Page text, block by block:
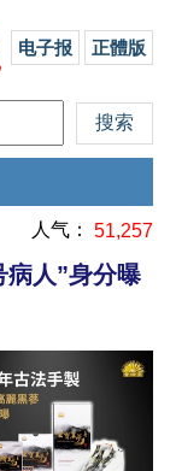
电子报 正體版
人气： 51,257
病人”身分曝